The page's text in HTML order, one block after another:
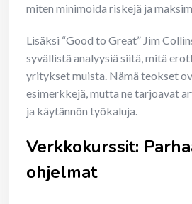
miten minimoida riskejä ja
Lisäksi “Good to Great” Jim
syvällistä analyysiä siitä, mitä
yritykset muista. Nämä teokset
esimerkkejä, mutta ne tarjoavat
ja käytännön työkaluja.
Verkkokurssit:
ohjelmat